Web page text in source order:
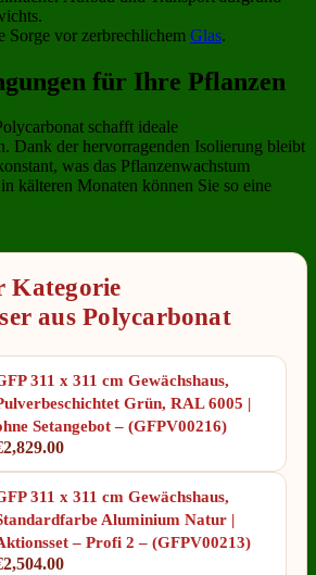
Sorge vor zerbrechlichem Glas.
für Ihre Pflanzen
schafft ideale
Dank der hervorragenden Isolierung bleibt
was das Pflanzenwachstum
kälteren Monaten können Sie so eine
Kategorie
aus Polycarbonat
311 x 311 cm Gewächshaus,
Grün, RAL 6005 |
Setangebot – (GFPV00216)
2,829.00
311 x 311 cm Gewächshaus,
Aluminium Natur |
– Profi 2 – (GFPV00213)
2,504.00